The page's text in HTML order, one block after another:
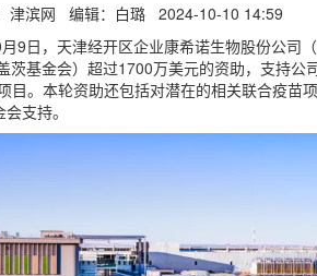
津滨网 编辑：白璐 2024-10-10 14:59
9日，天津经开区企业康希诺生物股份公司
茨基金会）超过1700万美元的资助，支持公
目。本轮资助还包括对潜在的相关联合疫苗
支持。